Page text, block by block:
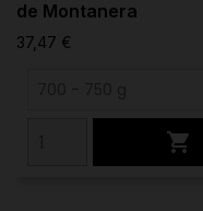
de Montanera
37,47 €
